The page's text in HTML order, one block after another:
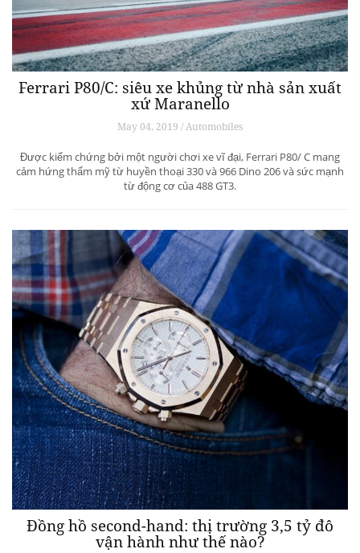
Ferrari P80/C: siêu xe khủng từ ​​nhà sản xuất
xứ Maranello
May 04, 2019 / Automobiles
Được kiểm chứng bởi một người chơi xe vĩ đại, Ferrari P80/ C mang
cảm hứng thẩm mỹ từ huyền thoại 330 và 966 Dino 206 và sức mạnh
từ động cơ của 488 GT3.
Đồng hồ second-hand: thị trường 3,5 tỷ đô
vận hành như thế nào?